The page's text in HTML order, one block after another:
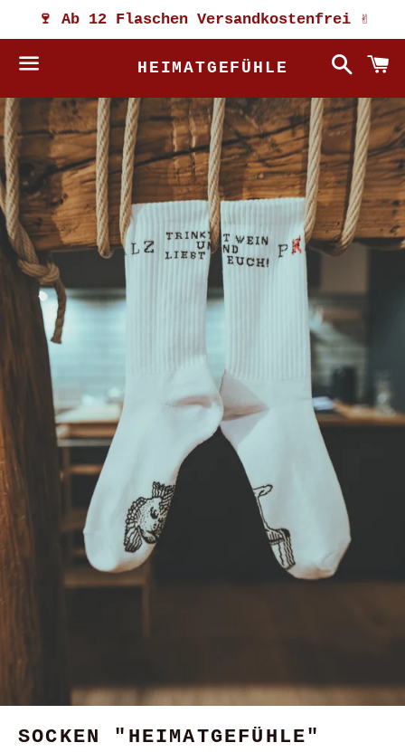
🍷 Ab 12 Flaschen Versandkostenfrei ✌️
Menü
HEIMATGEFÜHLE
SOCKEN "HEIMATGEFÜHLE"